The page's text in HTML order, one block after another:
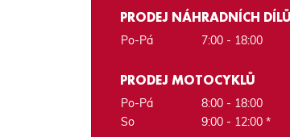
PRODEJ NÁHRADNÍCH DÍLŮ
Po-Pá 7:00 - 18:00
PRODEJ MOTOCYKLŮ
Po-Pá
8:00 - 18:00
So
9:00 - 12:00 *